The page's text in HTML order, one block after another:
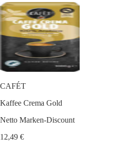
CAFÉT
Kaffee Crema Gold
Netto Marken-Discount
12,49 €